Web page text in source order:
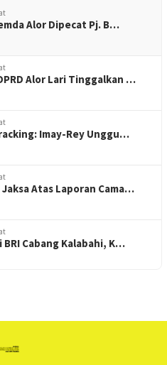
Alor Dipecat Pj. B…
Alor Lari Tinggalkan …
Imay-Rey Unggu…
Atas Laporan Cama…
BRI Cabang Kalabahi, K…